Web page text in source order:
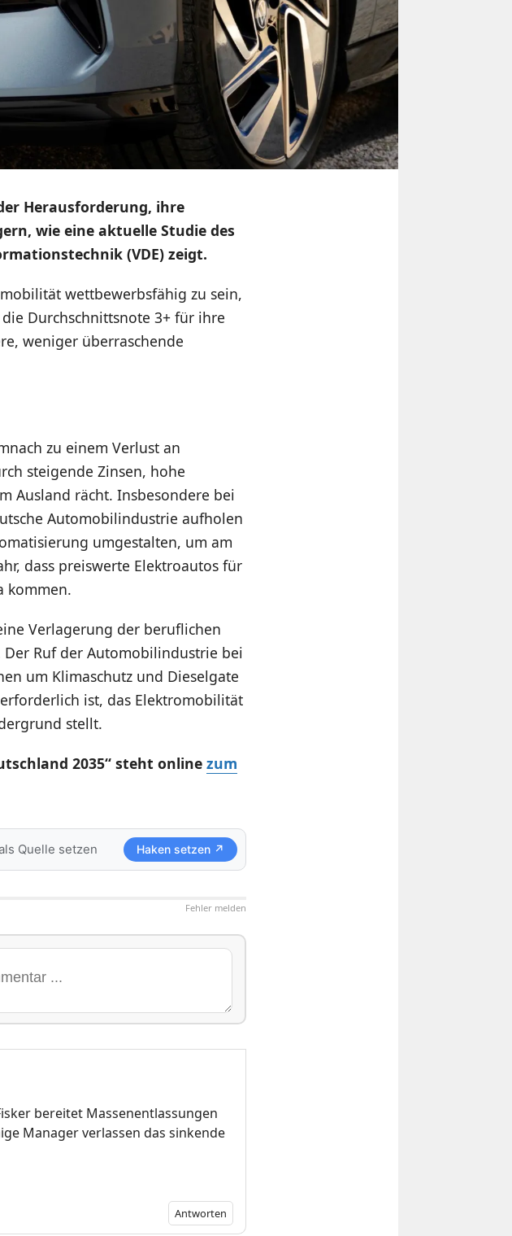
Herausforderung, ihre
wie eine aktuelle Studie des
(VDE) zeigt.
wettbewerbsfähig zu sein,
Durchschnittsnote 3+ für ihre
weniger überraschende
zu einem Verlust an
steigende Zinsen, hohe
Ausland rächt. Insbesondere bei
Automobilindustrie aufholen
umgestalten, um am
dass preiswerte Elektroautos für
kommen.
Verlagerung der beruflichen
Ruf der Automobilindustrie bei
um Klimaschutz und Dieselgate
ist, das Elektromobilität
stellt.
2035“ steht online zum
Quelle setzen Haken setzen ↗
Fehler melden
bereitet Massenentlassungen
Manager verlassen das sinkende
Antworten